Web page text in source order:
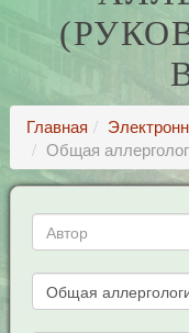
Главная
Общая